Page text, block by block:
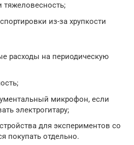
тяжеловесность;
из-за хрупкости
расходы на периодическую
микрофон, если
электрогитару;
для экспериментов со
покупать отдельно.